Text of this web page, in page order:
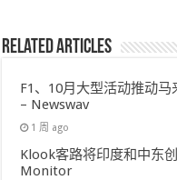
Related Articles
F1、10月大型活动推动
– Newswav
1 周 ago
Klook客路将印度和中东
Monitor